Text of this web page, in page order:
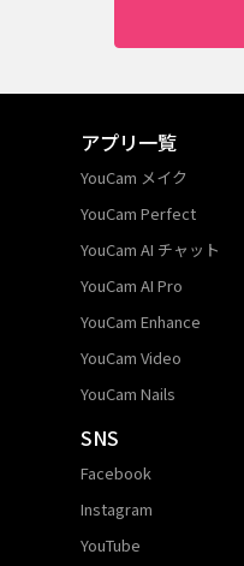
アプリ一覧
YouCam メイク
YouCam Perfect
YouCam AI チャット
YouCam AI Pro
YouCam Enhance
YouCam Video
YouCam Nails
SNS
Facebook
Instagram
YouTube